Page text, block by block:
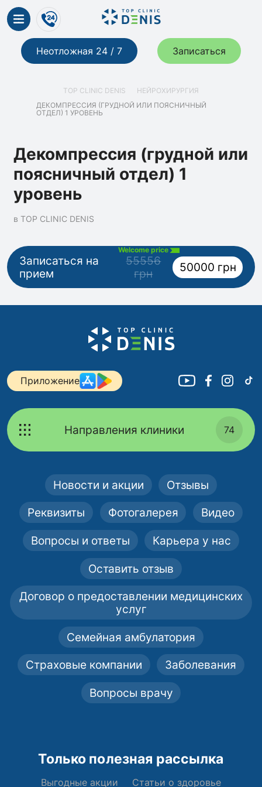
Неотложная 24 / 7 Записаться
TOP CLINIC DENIS
НЕЙРОХИРУРГИЯ
ДЕКОМПРЕССИЯ (ГРУДНОЙ ИЛИ ПОЯСНИЧНЫЙ
ОТДЕЛ) 1 УРОВЕНЬ
Декомпрессия (грудной или
поясничный отдел) 1
уровень
в TOP CLINIC DENIS
Записаться на
прием
Welcome price
55556
грн
50000 грн
Приложение
Направления клиники 74
Новости и акции Отзывы
Реквизиты Фотогалерея Видео
Вопросы и ответы Карьера у нас
Оставить отзыв
Договор о предоставлении медицинских
услуг
Семейная амбулатория
Страховые компании Заболевания
Вопросы врачу
Только полезная рассылка
Выгодные акции Статьи о здоровье